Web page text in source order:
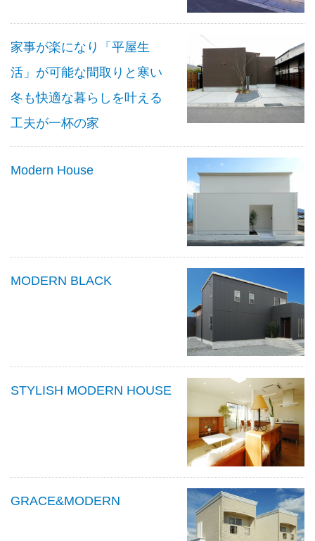
家事が楽になり「平屋生
活」が可能な間取りと寒い
冬も快適な暮らしを叶える
工夫が一杯の家
Modern House
MODERN BLACK
STYLISH MODERN HOUSE
GRACE&MODERN